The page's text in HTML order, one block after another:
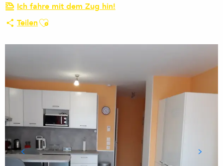
Ich fahre mit dem Zug hin!
TeilenAjouter aux favoris